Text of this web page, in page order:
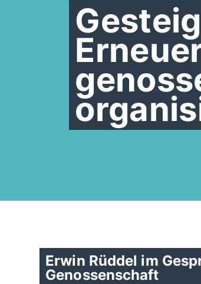
Erwin Rüddel im
Genossenschaft